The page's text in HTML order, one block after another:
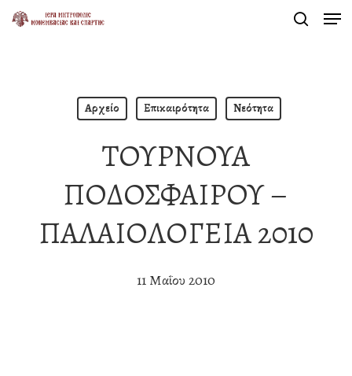
Skip
Αρχείο Επικαιρότητα Νεότητα
ΤΟΥΡΝΟΥΑ
ΠΟΔΟΣΦΑΙΡΟΥ –
ΠΑΛΑΙΟΛΟΓΕΙΑ 2010
11 Μαΐου 2010